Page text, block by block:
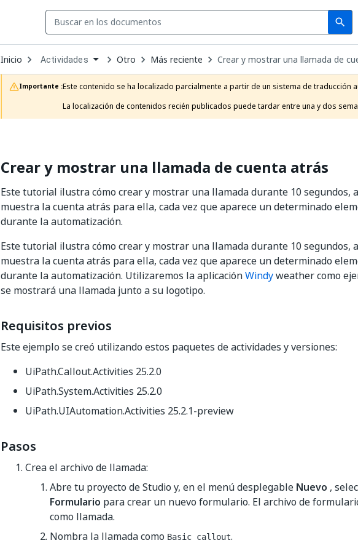
search
Search
Inicio Open
Dropdown
to
choose
product
Actividades Otro Más reciente Crear y mostrar una llamada de
Importante :Este contenido se ha localizado parcialmente a partir de un sistema de traducción
La localización de contenidos recién publicados puede tardar entre una y dos
Crear y mostrar una llamada de cuenta atrás
Este tutorial ilustra cómo crear y mostrar una llamada durante 10 segundos,
muestra la cuenta atrás para ella, cada vez que aparece un determinado
durante la automatización.
Este tutorial ilustra cómo crear y mostrar una llamada durante 10 segundos,
muestra la cuenta atrás para ella, cada vez que aparece un determinado
durante la automatización. Utilizaremos la aplicaciónWindyweather como
se mostrará una llamada junto a su logotipo.
Requisitos previos
Este ejemplo se creó utilizando estos paquetes de actividades y versiones:
UiPath.Callout.Activities 25.2.0
UiPath.System.Activities 25.2.0
UiPath.UIAutomation.Activities 25.2.1-preview
Pasos
Crea el archivo de llamada:
Abre tu proyecto de Studio y, en el menú desplegable Nuevo ,
Formulario para crear un nuevo formulario. El archivo de
como llamada.
Nombra la llamada como Basic callout.